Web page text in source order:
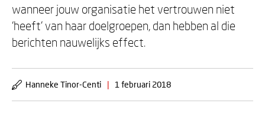
wanneer jouw organisatie het vertrouwen niet
‘heeft’ van haar doelgroepen, dan hebben al die
berichten nauwelijks effect.
Hanneke Tinor-Centi | 1 februari 2018